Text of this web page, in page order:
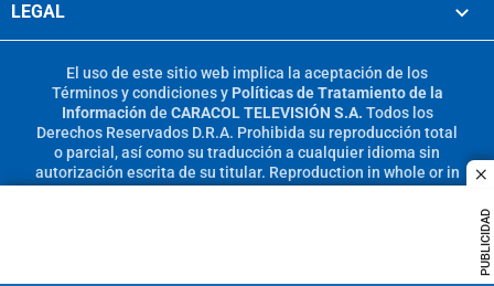
PUBLICIDAD
LEGAL
El uso de este sitio web implica la aceptación de los
Términos y condicionesy Políticas de Tratamiento de la
Información de CARACOL TELEVISIÓN S.A. Todos los
Derechos Reservados D.R.A. Prohibida su reproducción total
o parcial, así como su traducción a cualquier idioma sin
autorización escrita de su titular. Reproduction in whole or in